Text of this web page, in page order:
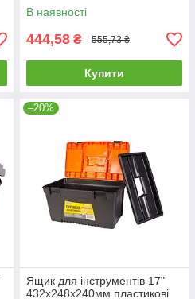
В наявності
444,58 ₴ 555,73 ₴
Купити
–20%
Ящик для інструментів 17"
432х248х240мм пластикові